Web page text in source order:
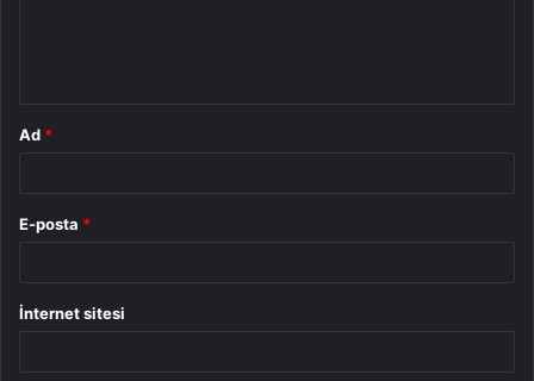
Ad *
E-posta *
İnternet sitesi